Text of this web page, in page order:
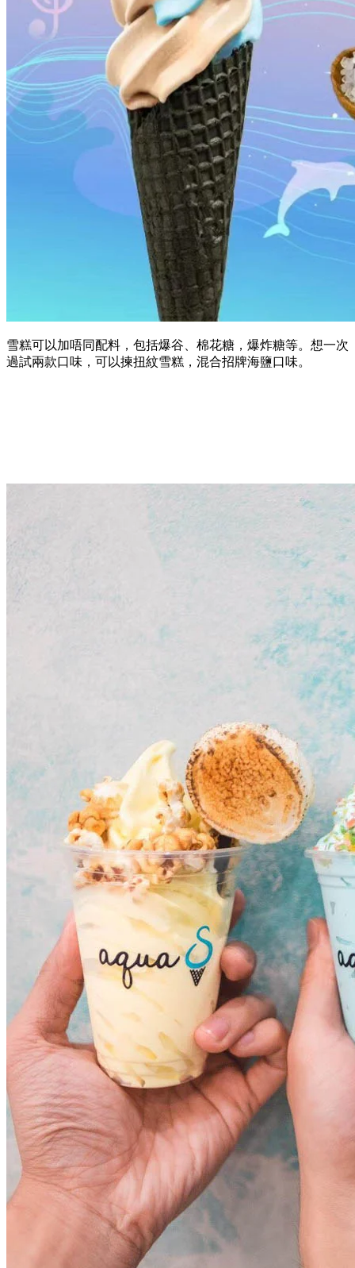
雪糕可以加唔同配料，包括爆谷、棉花糖，爆炸糖等。想一次
過試兩款口味，可以揀扭紋雪糕，混合招牌海鹽口味。